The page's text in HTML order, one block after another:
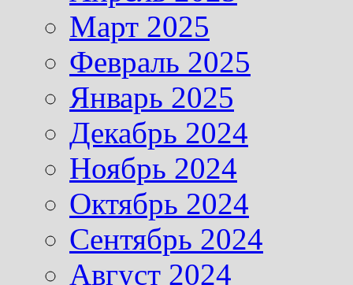
Март 2025
Февраль 2025
Январь 2025
Декабрь 2024
Ноябрь 2024
Октябрь 2024
Сентябрь 2024
Август 2024